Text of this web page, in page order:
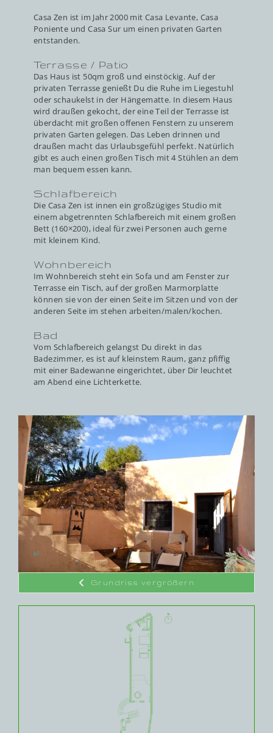
Casa Zen ist im Jahr 2000 mit Casa Levante, Casa
Poniente und Casa Sur um einen privaten Garten
entstanden.
Terrasse / Patio
Das Haus ist 50qm groß und einstöckig. Auf der
privaten Terrasse genießt Du die Ruhe im Liegestuhl
oder schaukelst in der Hängematte. In diesem Haus
wird draußen gekocht, der eine Teil der Terrasse ist
überdacht mit großen offenen Fenstern zu unserem
privaten Garten gelegen. Das Leben drinnen und
draußen macht das Urlaubsgefühl perfekt. Natürlich
gibt es auch einen großen Tisch mit 4 Stühlen an dem
man bequem essen kann.
Schlafbereich
Die Casa Zen ist innen ein großzügiges Studio mit
einem abgetrennten Schlafbereich mit einem großen
Bett (160×200), ideal für zwei Personen auch gerne
mit kleinem Kind.
Wohnbereich
Im Wohnbereich steht ein Sofa und am Fenster zur
Terrasse ein Tisch, auf der großen Marmorplatte
können sie von der einen Seite im Sitzen und von der
anderen Seite im stehen arbeiten/malen/kochen.
Bad
Vom Schlafbereich gelangst Du direkt in das
Badezimmer, es ist auf kleinstem Raum, ganz pfiffig
mit einer Badewanne eingerichtet, über Dir leuchtet
am Abend eine Lichterkette.
Grundriss vergrößern